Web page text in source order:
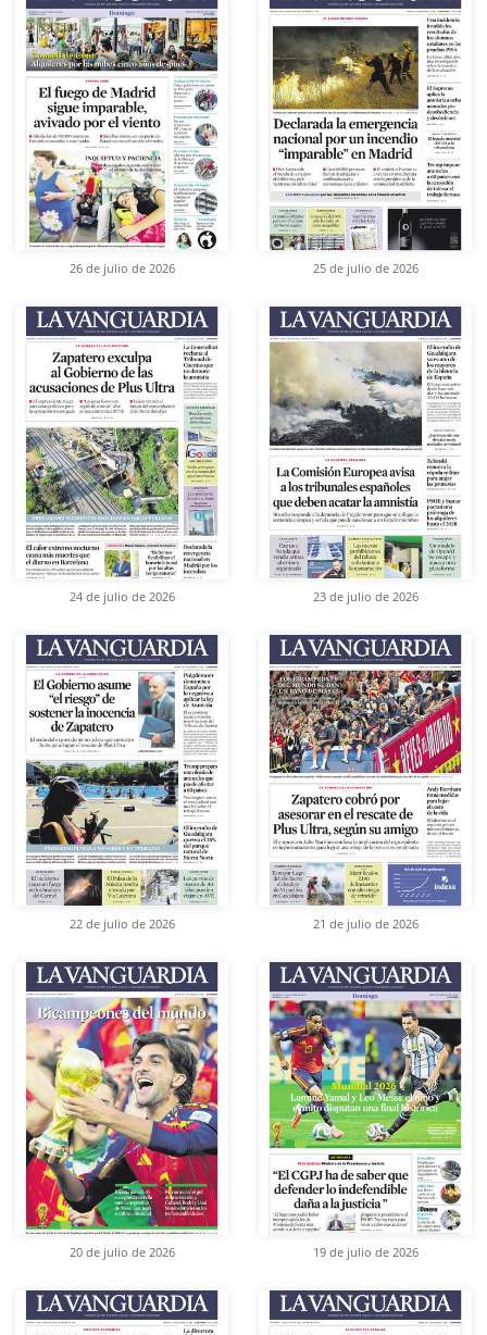
26 de julio de 2026 25 de julio de 2026
24 de julio de 2026 23 de julio de 2026
22 de julio de 2026 21 de julio de 2026
20 de julio de 2026 19 de julio de 2026